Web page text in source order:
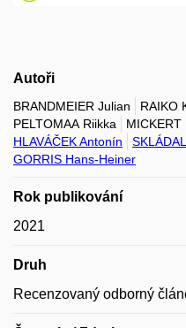
Autoři
BRANDMEIER Julian RAIKO
PELTOMAA Riikka
MICKERT
HLAVÁČEK Antonín
GORRIS Hans-Heiner
Rok publikování
2021
Druh
Recenzovaný odborný